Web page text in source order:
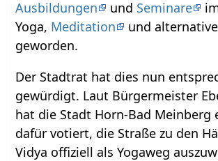
Ausbildungen
und Seminare
Yoga, Meditation und
geworden.
Der Stadtrat hat dies nun
gewürdigt. Laut Bürgermeister
hat die Stadt Horn-Bad Meinberg
dafür votiert, die Straße zu den
Vidya offiziell als Yogaweg